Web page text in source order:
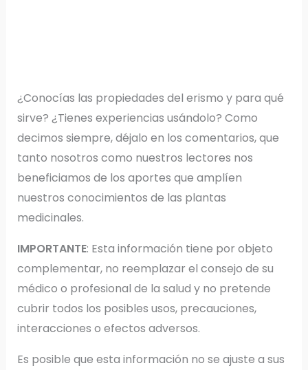
¿Conocías las propiedades del erismo y para qué
sirve? ¿Tienes experiencias usándolo? Como
decimos siempre, déjalo en los comentarios, que
tanto nosotros como nuestros lectores nos
beneficiamos de los aportes que amplíen
nuestros conocimientos de las plantas
medicinales.
IMPORTANTE: Esta información tiene por objeto
complementar, no reemplazar el consejo de su
médico o profesional de la salud y no pretende
cubrir todos los posibles usos, precauciones,
interacciones o efectos adversos.
Es posible que esta información no se ajuste a sus